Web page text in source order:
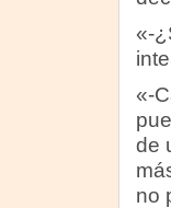
«-
«-
de
no